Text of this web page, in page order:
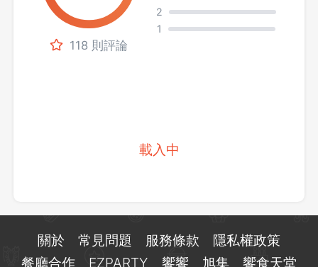
118 則評論
2
1
載入中
關於 常見問題 服務條款
隱私權政策
餐廳合作
EZPARTY 饗饗 旭集 饗食天堂